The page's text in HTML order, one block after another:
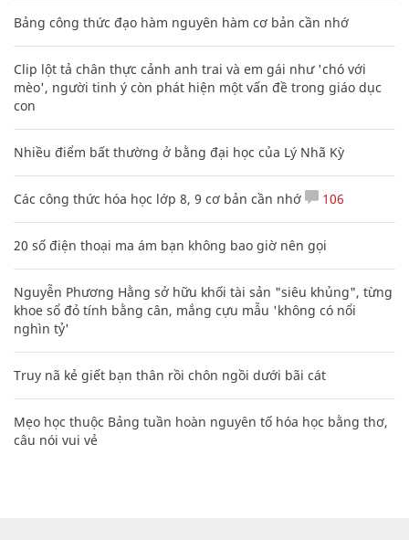
Bảng công thức đạo hàm nguyên hàm cơ bản cần nhớ
Clip lột tả chân thực cảnh anh trai và em gái như 'chó với
mèo', người tinh ý còn phát hiện một vấn đề trong giáo dục
con
Nhiều điểm bất thường ở bằng đại học của Lý Nhã Kỳ
Các công thức hóa học lớp 8, 9 cơ bản cần nhớ 106
20 số điện thoại ma ám bạn không bao giờ nên gọi
Nguyễn Phương Hằng sở hữu khối tài sản "siêu khủng", từng
khoe sổ đỏ tính bằng cân, mắng cựu mẫu 'không có nổi
nghìn tỷ'
Truy nã kẻ giết bạn thân rồi chôn ngồi dưới bãi cát
Mẹo học thuộc Bảng tuần hoàn nguyên tố hóa học bằng thơ,
câu nói vui vẻ